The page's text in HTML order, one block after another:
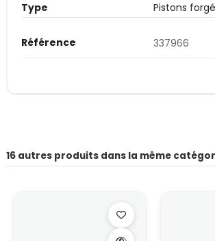
Type
Pistons
Référence 337966
16 autres produits dans la même